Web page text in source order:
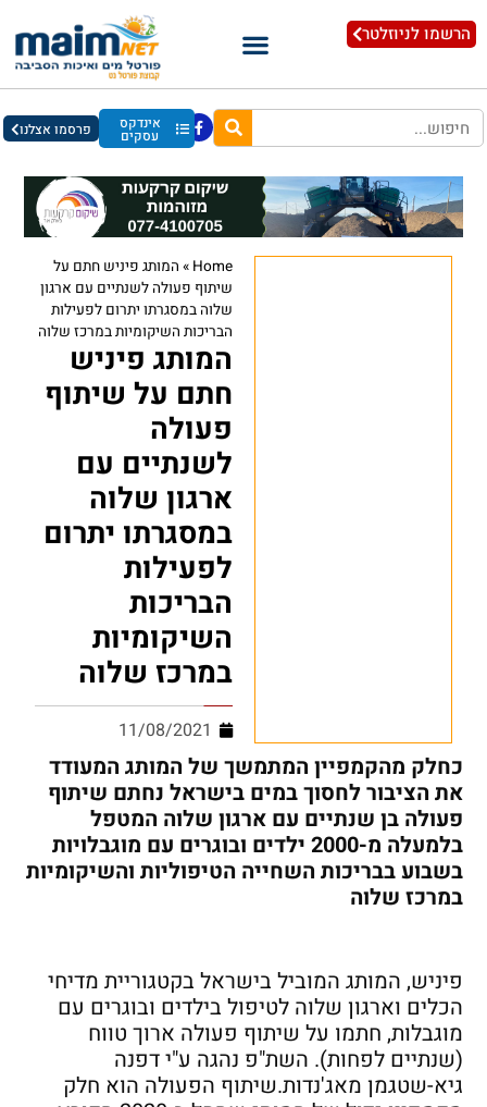
הרשמו לניוזלטר
אינדקס
עסקים פרסמו אצלנו
Home
» המותג פיניש חתם על
שיתוף פעולה לשנתיים עם ארגון
שלוה במסגרתו יתרום לפעילות
הבריכות השיקומיות במרכז שלוה
המותג פיניש
חתם על שיתוף
פעולה
לשנתיים עם
ארגון שלוה
במסגרתו יתרום
לפעילות
הבריכות
השיקומיות
במרכז שלוה
11/08/2021
כחלק מהקמפיין המתמשך של המותג המעודד
את הציבור לחסוך במים בישראל נחתם שיתוף
פעולה בן שנתיים עם ארגון שלוה המטפל
בלמעלה מ-2000 ילדים ובוגרים עם מוגבלויות
בשבוע בבריכות השחייה הטיפוליות והשיקומיות
במרכז שלוה
פיניש, המותג המוביל בישראל בקטגוריית מדיחי
הכלים וארגון שלוה לטיפול בילדים ובוגרים עם
מוגבלות, חתמו על שיתוף פעולה ארוך טווח
(שנתיים לפחות). השת"פ נהגה ע"י דפנה
גיא-שטגמן מאג'נדות.שיתוף הפעולה הוא חלק